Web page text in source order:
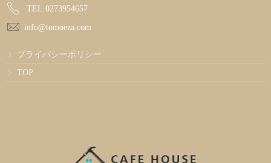
TEL.0273954657
info@tomoeza.com
プライバシーポリシー
TOP